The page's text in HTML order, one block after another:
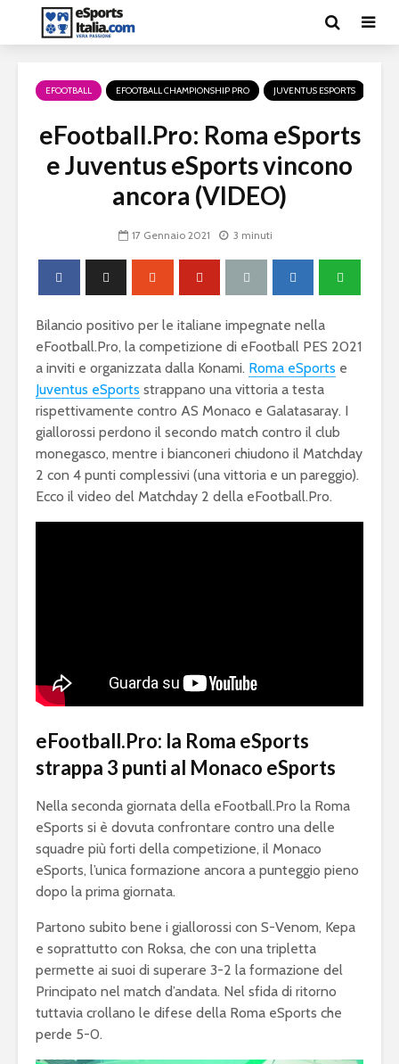
EFOOTBALL EFOOTBALL CHAMPIONSHIP PRO JUVENTUS ESPORTS
eFootball.Pro: Roma eSports
e Juventus eSports vincono
ancora (VIDEO)
17 Gennaio 2021 3 minuti
Bilancio positivo per le italiane impegnate nella
eFootball.Pro, la competizione di eFootball PES 2021
a inviti e organizzata dalla Konami. Roma eSports e
Juventus eSports strappano una vittoria a testa
rispettivamente contro AS Monaco e Galatasaray. I
giallorossi perdono il secondo match contro il club
monegasco, mentre i bianconeri chiudono il Matchday
2 con 4 punti complessivi (una vittoria e un pareggio).
Ecco il video del Matchday 2 della eFootball.Pro.
eFootball.Pro: la Roma eSports
strappa 3 punti al Monaco eSports
Nella seconda giornata della eFootball.Pro la Roma
eSports si è dovuta confrontare contro una delle
squadre più forti della competizione, il Monaco
eSports, l’unica formazione ancora a punteggio pieno
dopo la prima giornata.
Partono subito bene i giallorossi con S-Venom, Kepa
e soprattutto con Roksa, che con una tripletta
permette ai suoi di superare 3-2 la formazione del
Principato nel match d’andata. Nel sfida di ritorno
tuttavia crollano le difese della Roma eSports che
perde 5-0.